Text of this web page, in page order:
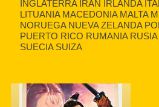
INGLATERRA IRAN IRLANDA
LITUANIA MACEDONIA MALTA
NORUEGA NUEVA ZELANDA
PUERTO RICO RUMANIA
SUECIA SUIZA